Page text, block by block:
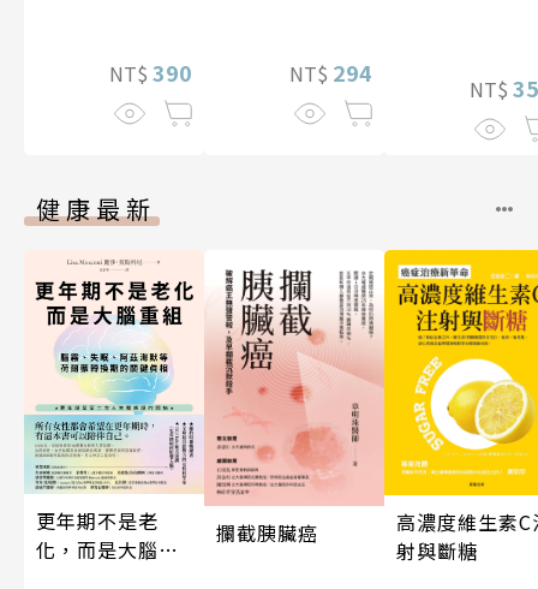
NT$ 390 NT$ 294
NT$
健康最新
更年期不是老
化，而是大腦重
攔截胰臟癌
高濃度維生素C
射與斷糖